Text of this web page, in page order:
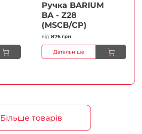
Ручка BARIUM
BA - Z28
(MSCB/CP)
від 876 грн
Детальніше
Більше товарів